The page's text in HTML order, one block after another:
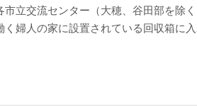
立交流センター（大穂、谷田部を除
婦人の家に設置されている回収箱に入